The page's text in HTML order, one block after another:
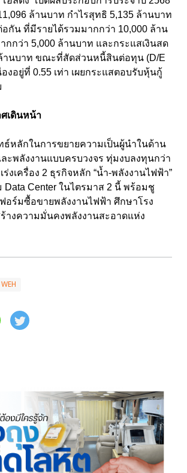
ล้านบาท กำไรสุทธิ 5,135 ล้านบาท
กัน ที่มีรายได้รวมมากกว่า 10,000 ล้าน
กกว่า 5,000 ล้านบาท และกระแสเงินสด
านบาท ขณะที่สัดส่วนหนี้สินต่อทุน (D/E
งอยู่ที่ 0.55 เท่า เผยกระแสตอบรับหุ้นกู้
เดินหน้า
ธ์หลักในการขยายความเป็นผู้นำในด้าน
ะพลังงานแบบครบวงจร ทุ่มงบลงทุนกว่า
งเครื่อง 2 ธุรกิจหลัก “น้ำ-พลังงานไฟฟ้า”
Data Center ในไตรมาส 2 นี้ พร้อมชู
อร์มซื้อขายพลังงานไฟฟ้า ศึกษาโรง
างความมั่นคงพลังงานสะอาดแห่ง
WEH